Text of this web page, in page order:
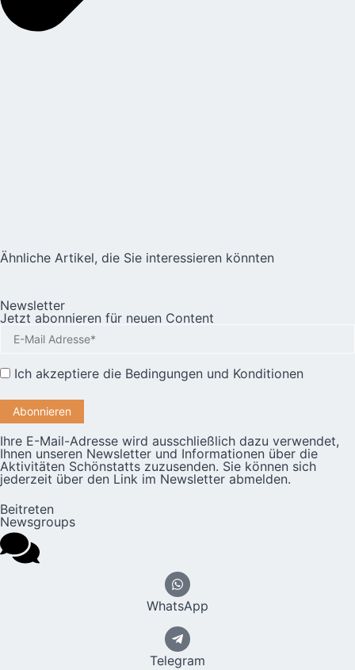
Ähnliche Artikel, die Sie interessieren könnten
Newsletter
Jetzt abonnieren für neuen Content
Ich akzeptiere die Bedingungen und Konditionen
Ihre E-Mail-Adresse wird ausschließlich dazu verwendet,
Ihnen unseren Newsletter und Informationen über die
Aktivitäten Schönstatts zuzusenden. Sie können sich
jederzeit über den Link im Newsletter abmelden.
Beitreten
Newsgroups
WhatsApp
Telegram